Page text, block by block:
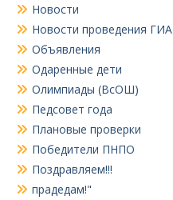
Новости
Новости проведения ГИА
Объявления
Одаренные дети
Олимпиады (ВсОШ)
Педсовет года
Плановые проверки
Победители ПНПО
Поздравляем!!!
прадедам!"